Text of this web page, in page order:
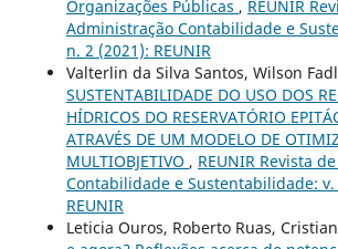
Organizações Públicas , REUNIR
Administração Contabilidade e
n. 2 (2021): REUNIR
Valterlin da Silva Santos, Wilson
SUSTENTABILIDADE DO USO DOS
HÍDRICOS DO RESERVATÓRIO
ATRAVÉS DE UM MODELO DE
MULTIOBJETIVO , REUNIR Revista
Contabilidade e Sustentabilidade: v.
REUNIR
Leticia Ouros, Roberto Ruas,